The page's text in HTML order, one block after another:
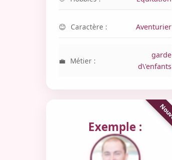
Caractère : Aventurier
Métier :
garde
d\'enfants
Exemple :